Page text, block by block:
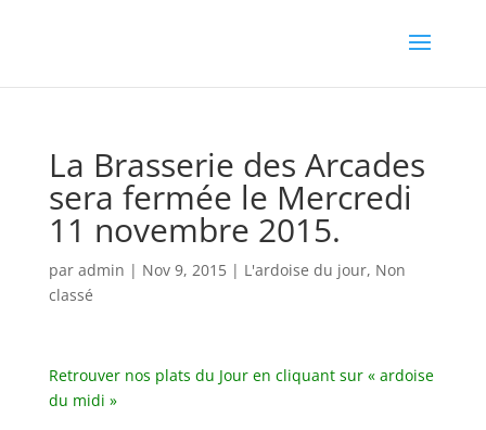
La Brasserie des Arcades
sera fermée le Mercredi
11 novembre 2015.
par admin | Nov 9, 2015| L'ardoise du jour, Non
classé
Retrouver nos plats du Jour en cliquant sur « ardoise
du midi »